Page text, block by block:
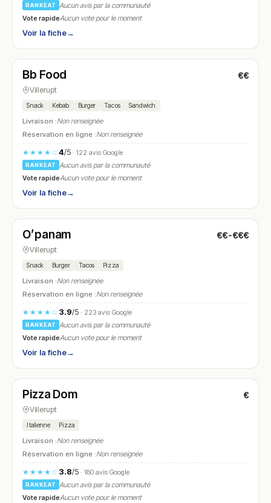
RANKEAT
Aucun avis par la communauté
Vote rapideAucun vote pour le moment
Voir la fiche→
N° 9
Bb Food €€
Villerupt
Snack Kebab Burger Tacos Sandwich
Livraison :Non renseignée
Réservation en ligne :Non renseignée
★★★★☆4/5· 122 avis Google
RANKEAT
Aucun avis par la communauté
Vote rapideAucun vote pour le moment
Voir la fiche→
N° 10
O’panam €€-€€€
Villerupt
Snack Burger Tacos Pizza
Livraison :Non renseignée
Réservation en ligne :Non renseignée
★★★★☆ 3.9/5· 223 avis Google
RANKEAT
Aucun avis par la communauté
Vote rapideAucun vote pour le moment
Voir la fiche→
N° 11
Pizza Dom €
Villerupt
Italienne Pizza
Livraison :Non renseignée
Réservation en ligne :Non renseignée
★★★★☆ 3.8/5· 180 avis Google
RANKEAT
Aucun avis par la communauté
Vote rapideAucun vote pour le moment